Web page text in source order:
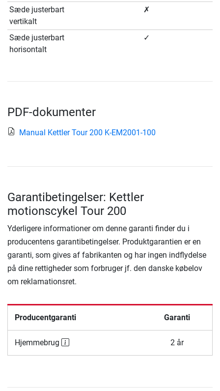
Sæde justerbart
vertikalt
✗
Sæde justerbart
horisontalt
✓
PDF-dokumenter
Manual Kettler Tour 200 K-EM2001-100
Garantibetingelser: Kettler
motionscykel Tour 200
Yderligere informationer om denne garanti finder du i
producentens garantibetingelser. Produktgarantien er en
garanti, som gives af fabrikanten og har ingen indflydelse
på dine rettigheder som forbruger jf. den danske købelov
om reklamationsret.
Producentgaranti Garanti
Hjemmebrug 2 år